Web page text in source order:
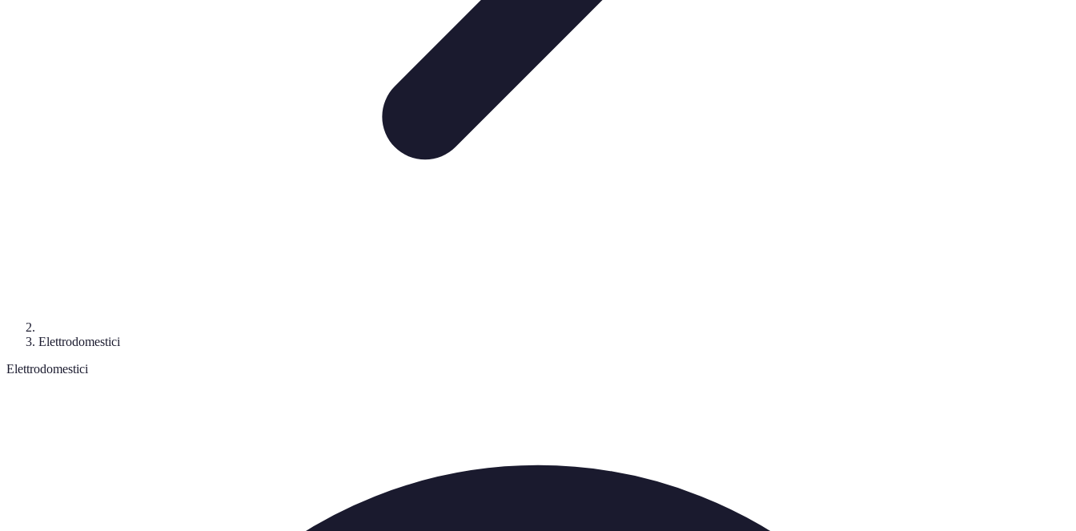
Elettrodomestici
Elettrodomestici